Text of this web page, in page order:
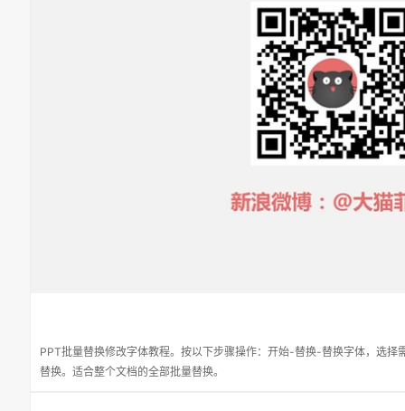
PPT批量替换修改字体教程。按以下步骤操作：开始-替换-替换字体，选择
替换。适合整个文档的全部批量替换。